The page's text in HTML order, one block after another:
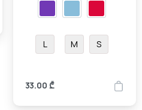
L M S
33.00 ₾